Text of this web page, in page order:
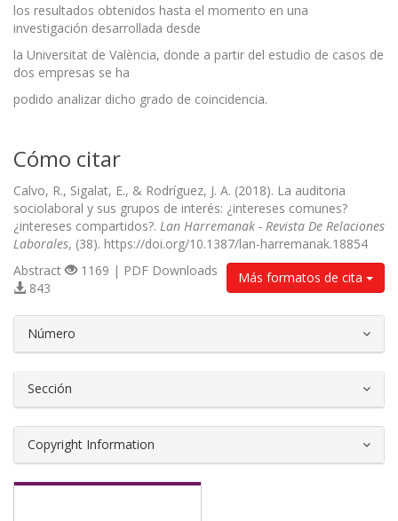
los resultados obtenidos hasta el momento en una
investigación desarrollada desde
la Universitat de València, donde a partir del estudio de casos de
dos empresas se ha
podido analizar dicho grado de coincidencia.
Cómo citar
Calvo, R., Sigalat, E., & Rodríguez, J. A. (2018). La auditoria
sociolaboral y sus grupos de interés: ¿intereses comunes?
¿intereses compartidos?. Lan Harremanak - Revista De Relaciones
Laborales, (38). https://doi.org/10.1387/lan-harremanak.18854
Más formatos de cita
Abstract
1169 | PDF Downloads
843
Número
Sección
Copyright Information